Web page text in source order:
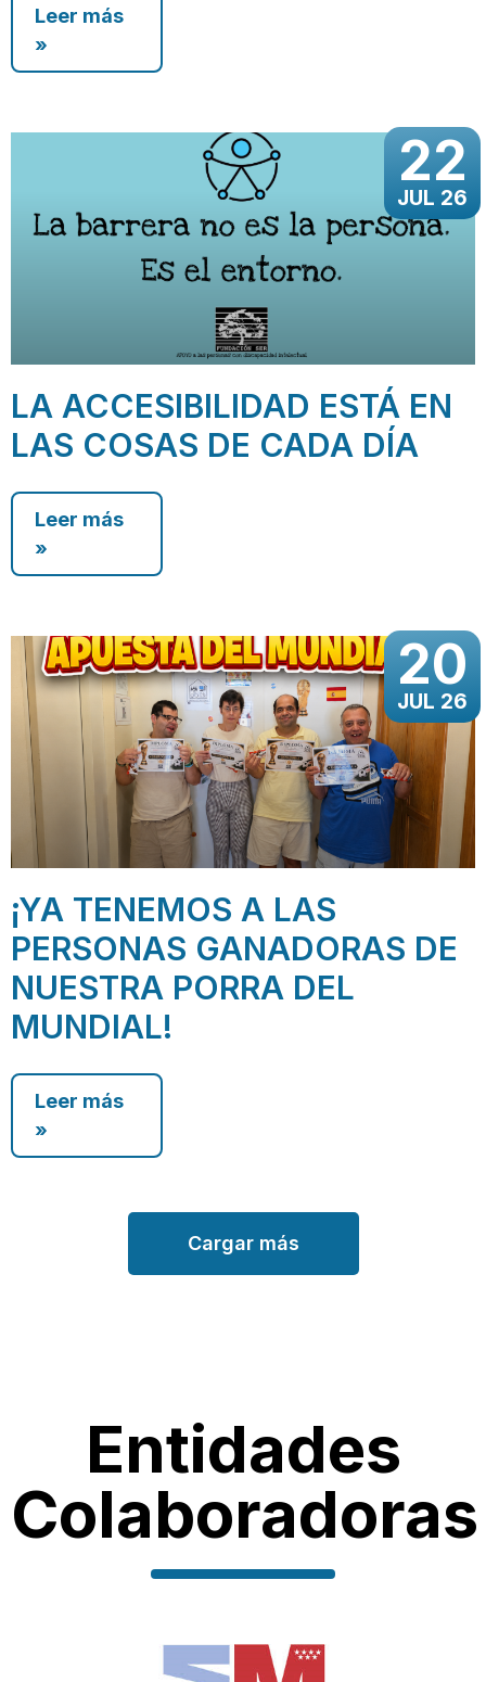
Leer más
»
22
JUL 26
LA ACCESIBILIDAD ESTÁ EN
LAS COSAS DE CADA DÍA
Leer más
»
20
JUL 26
¡YA TENEMOS A LAS
PERSONAS GANADORAS DE
NUESTRA PORRA DEL
MUNDIAL!
Leer más
»
Cargar más
Entidades
Colaboradoras